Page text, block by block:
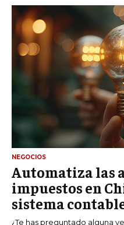
NEGOCIOS
Automatiza las
impuestos en
sistema
¿Te has preguntado alguna